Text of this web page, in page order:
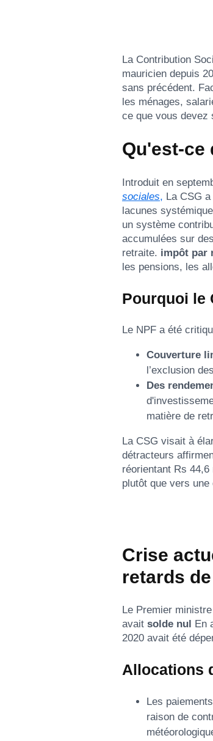
La Contribution
mauricien depuis
sans précédent.
les ménages,
ce que vous
Qu'est-ce
Introduit en
sociales, La CSG
lacunes
un système
accumulées sur
retraite. impôt par
les pensions, les
Pourquoi le
Le NPF a été
Couverture
l’exclusion
Des
matière de
La CSG visait à
détracteurs
réorientant Rs
plutôt que vers
Crise
retards
Le Premier
avait solde nul
En
2020 avait été
Allocations
Les
raison de